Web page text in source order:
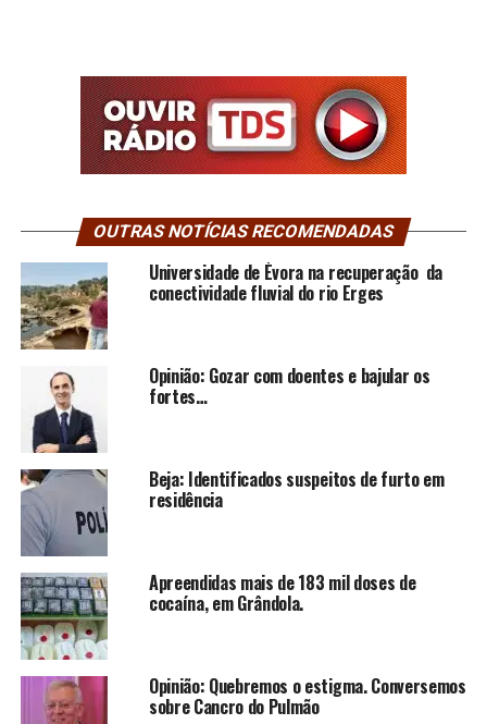
OUTRAS NOTÍCIAS RECOMENDADAS
Universidade de Évora na recuperação da
conectividade fluvial do rio Erges
Opinião: Gozar com doentes e bajular os
fortes…
Beja: Identificados suspeitos de furto em
residência
Apreendidas mais de 183 mil doses de
cocaína, em Grândola.
Opinião: Quebremos o estigma. Conversemos
sobre Cancro do Pulmão